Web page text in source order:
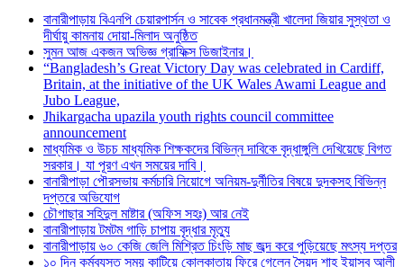
বানারীপাড়ায় বিএনপি চেয়ারপার্সন ও সাবেক প্রধানমন্ত্রী খালেদা জিয়ার সুস্থতা ও
দীর্ঘায়ু কামনায় দোয়া-মিলাদ অনুষ্ঠিত
সুমন আজ একজন অভিজ্ঞ গ্রাফিক্স ডিজাইনার।
“Bangladesh’s Great Victory Day was celebrated in Cardiff,
Britain, at the initiative of the UK Wales Awami League and
Jubo League,
Jhikargacha upazila youth rights council committee
announcement
মাধ্যমিক ও উচচ মাধ্যমিক শিক্ষকদের বিভিন্ন দাবিকে বৃদ্ধাঙ্গুলি দেখিয়েছে বিগত
সরকার। যা পূরণ এখন সময়ের দাবি।
বানারীপাড়া পৌরসভায় কর্মচারি নিয়োগে অনিয়ম-দুর্নীতির বিষয়ে দুদকসহ বিভিন্ন
দপ্তরে অভিযোগ
চৌগাছার সহিদুল মাষ্টার (অফিস সহঃ) আর নেই
বানারীপাড়ায় টমটম গাড়ি চাপায় বৃদ্ধার মৃত্যু
বানারীপাড়ায় ৬০ কেজি জেলি মিশ্রিত চিংড়ি মাছ জব্দ করে পুড়িয়েছে মৎস্য দপ্তর
১০ দিন কর্মব্যস্ত সময় কাটিয়ে কোলকাতায় ফিরে গেলেন সৈয়দ শাহ ইয়াসুব আলী